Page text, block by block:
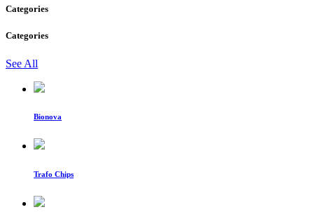
Categories
Categories
See All
Bionova
Trafo Chips